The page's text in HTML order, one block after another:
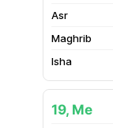
19, Me